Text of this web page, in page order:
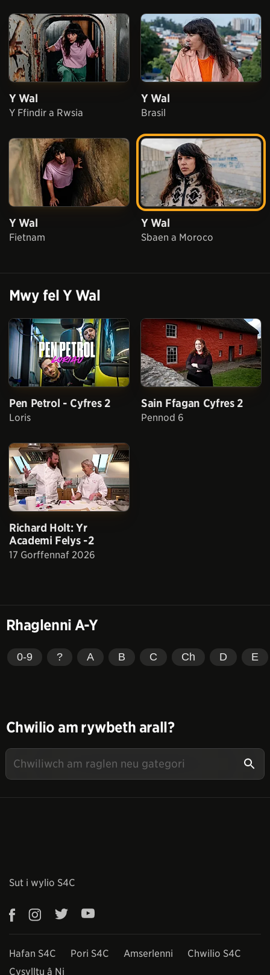
Y Wal
Y Ffindir a Rwsia
Y Wal
Brasil
Y Wal
Fietnam
Y Wal
Sbaen a Moroco
Mwy fel Y Wal
Pen Petrol - Cyfres 2
Loris
Sain Ffagan Cyfres 2
Pennod 6
Richard Holt: Yr
Academi Felys -2
17 Gorffennaf 2026
Rhaglenni A-Y
0-9 ? A B C Ch D E
Chwilio am rywbeth arall?
Sut i wylio S4C
Hafan S4C Pori S4C Amserlenni
Chwilio S4C
Cysylltu â Ni